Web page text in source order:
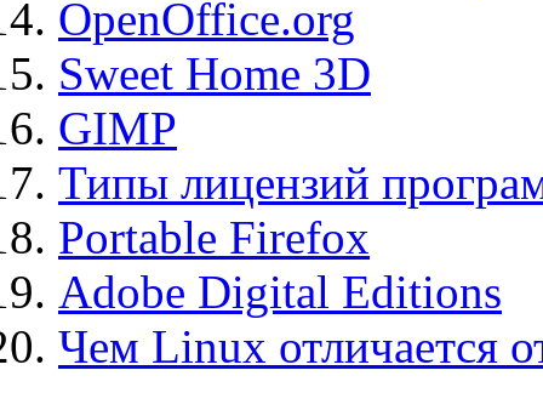
OpenOffice.org
Sweet Home 3D
GIMP
Типы лицензий
Portable Firefox
Adobe Digital Editions
Чем Linux отличается